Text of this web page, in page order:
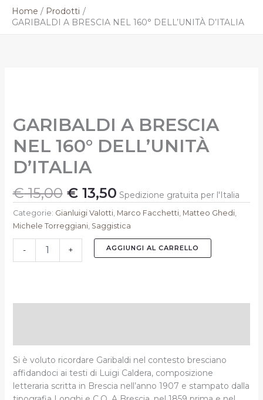
Home
Prodotti
GARIBALDI A BRESCIA NEL 160° DELL’UNITÀ D’ITALIA
GARIBALDI A BRESCIA
NEL 160° DELL’UNITÀ
D’ITALIA
€15,00
era:
€ 15,00.
€13,50
è:
€ 13,50.
Spedizione gratuita per l'Italia
Categorie: Gianluigi Valotti, Marco Facchetti, Matteo Ghedi,
Michele Torreggiani, Saggistica
-
160°
D'ITALIA
quantità
+ AGGIUNGI AL CARRELLO
Si è voluto ricordare Garibaldi nel contesto bresciano
affidandoci ai testi di Luigi Caldera, composizione
letteraria scritta in Brescia nell’anno 1907 e stampato dalla